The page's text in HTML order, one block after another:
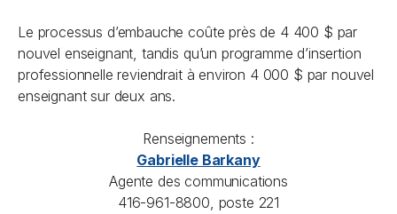
Le processus d’embauche coûte près de 4 400 $ par
nouvel enseignant, tandis qu’un programme d’insertion
professionnelle reviendrait à environ 4 000 $ par nouvel
enseignant sur deux ans.
Renseignements :
Gabrielle Barkany
Agente des communications
416-961-8800, poste 221